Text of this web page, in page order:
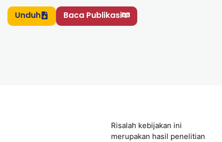
Unduh Baca Publikasi
Risalah kebijakan ini
merupakan hasil penelitian